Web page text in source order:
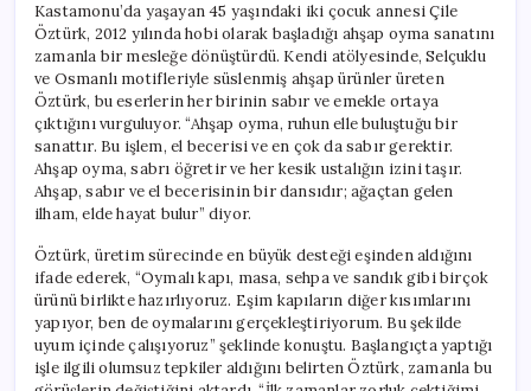
Dağılan
Selçuklu
ve
Osmanlı
Temalı
Ahşap
Ürünler
için
Kastamonu’da yaşayan 45 yaşındaki iki çocuk annesi Çile
Öztürk, 2012 yılında hobi olarak başladığı ahşap oyma sanatını
zamanla bir mesleğe dönüştürdü. Kendi atölyesinde, Selçuklu
ve Osmanlı motifleriyle süslenmiş ahşap ürünler üreten
Öztürk, bu eserlerin her birinin sabır ve emekle ortaya
çıktığını vurguluyor. “Ahşap oyma, ruhun elle buluştuğu bir
sanattır. Bu işlem, el becerisi ve en çok da sabır gerektir.
Ahşap oyma, sabrı öğretir ve her kesik ustalığın izini taşır.
Ahşap, sabır ve el becerisinin bir dansıdır; ağaçtan gelen
ilham, elde hayat bulur” diyor.
Öztürk, üretim sürecinde en büyük desteği eşinden aldığını
ifade ederek, “Oymalı kapı, masa, sehpa ve sandık gibi birçok
ürünü birlikte hazırlıyoruz. Eşim kapıların diğer kısımlarını
yapıyor, ben de oymalarını gerçekleştiriyorum. Bu şekilde
uyum içinde çalışıyoruz” şeklinde konuştu. Başlangıçta yaptığı
işle ilgili olumsuz tepkiler aldığını belirten Öztürk, zamanla bu